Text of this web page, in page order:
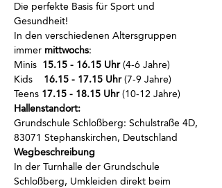
Die perfekte Basis für Sport und
Gesundheit!
In den verschiedenen Altersgruppen
immer mittwochs:
Minis 15.15 - 16.15 Uhr (4-6 Jahre)
Kids 16.15 - 17.15 Uhr (7-9 Jahre)
Teens 17.15 - 18.15 Uhr (10-12 Jahre)
Hallenstandort:
Grundschule Schloßberg: Schulstraße 4D,
83071 Stephanskirchen, Deutschland
Wegbeschreibung
In der Turnhalle der Grundschule
Schloßberg, Umkleiden direkt beim